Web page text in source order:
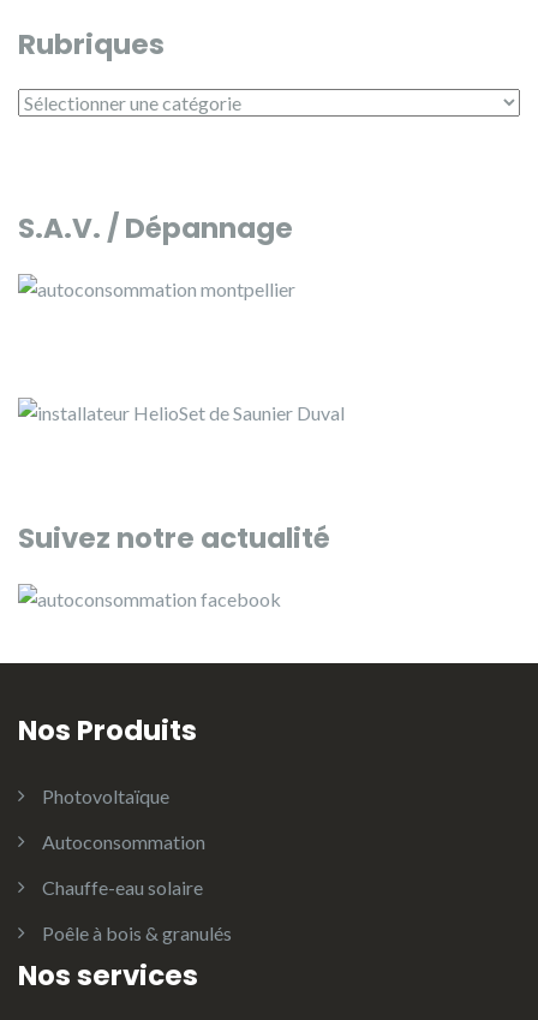
Rubriques
Rubriques
S.A.V. / Dépannage
Suivez notre actualité
Nos Produits
Photovoltaïque
Autoconsommation
Chauffe-eau solaire
Poêle à bois & granulés
Nos services